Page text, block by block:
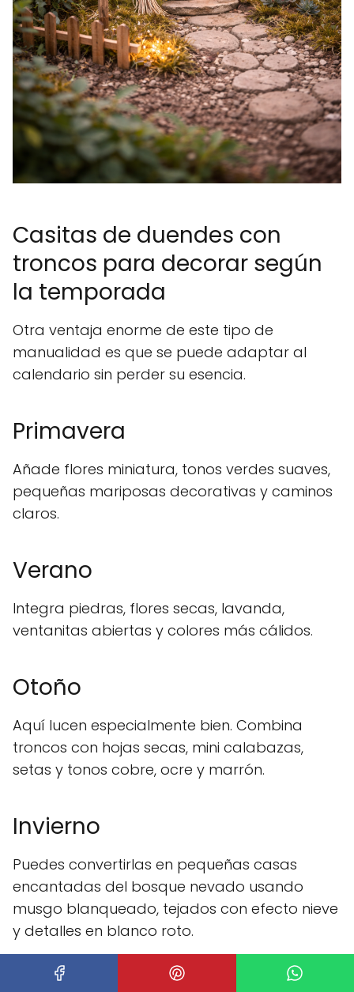
Casitas de duendes con
troncos para decorar según
la temporada
Otra ventaja enorme de este tipo de
manualidad es que se puede adaptar al
calendario sin perder su esencia.
Primavera
Añade flores miniatura, tonos verdes suaves,
pequeñas mariposas decorativas y caminos
claros.
Verano
Integra piedras, flores secas, lavanda,
ventanitas abiertas y colores más cálidos.
Otoño
Aquí lucen especialmente bien. Combina
troncos con hojas secas, mini calabazas,
setas y tonos cobre, ocre y marrón.
Invierno
Puedes convertirlas en pequeñas casas
encantadas del bosque nevado usando
musgo blanqueado, tejados con efecto nieve
y detalles en blanco roto.